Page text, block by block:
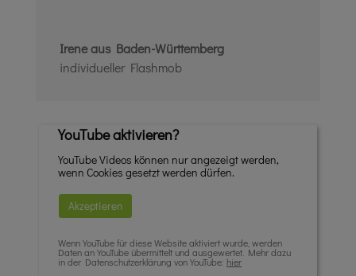
Irene aus Baden-Württemberg
individueller Flashmob
YouTube aktivieren?
YouTube Videos können nur angezeigt werden,
wenn Cookies gesetzt werden dürfen.
Akzeptieren
Wenn YouTube für diese Website aktiviert wurde, werden
Daten an YouTube übermittelt und ausgewertet. Mehr dazu
in der Datenschutzerklärung von YouTube: hier